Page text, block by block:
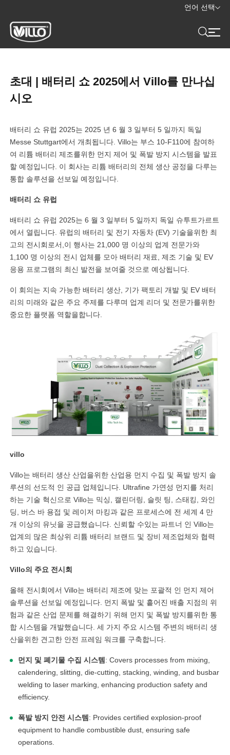
언어 선택
초대 | 배터리 쇼 2025에서 Villo를 만나십
시오
배터리 쇼 유럽 2025는 2025 년 6 월 3 일부터 5 일까지 독일
Messe Stuttgart에서 개최됩니다. Villo는 부스 10-F110에 참여하
여 리튬 배터리 제조를위한 먼지 제어 및 폭발 방지 시스템을 발표
할 예정입니다. 이 회사는 리튬 배터리의 전체 생산 공정을 다루는
통합 솔루션을 선보일 예정입니다.
배터리 쇼 유럽
배터리 쇼 유럽 2025는 6 월 3 일부터 5 일까지 독일 슈투트가르트
에서 열립니다. 유럽의 배터리 및 전기 자동차 (EV) 기술을위한 최
고의 전시회로서,이 행사는 21,000 명 이상의 업계 전문가와
1,100 명 이상의 전시 업체를 모아 배터리 재료, 제조 기술 및 EV
응용 프로그램의 최신 발전을 보여줄 것으로 예상됩니다.
이 회의는 지속 가능한 배터리 생산, 기가 팩토리 개발 및 EV 배터
리의 미래와 같은 주요 주제를 다루며 업계 리더 및 전문가를위한
중요한 플랫폼 역할을합니다.
villo
Villo는 배터리 생산 산업을위한 산업용 먼지 수집 및 폭발 방지 솔
루션의 선도적 인 공급 업체입니다. Ultrafine 가연성 먼지를 처리
하는 기술 혁신으로 Villo는 믹싱, 캘린더링, 슬릿 팅, 스태킹, 와인
딩, 버스 바 용접 및 레이저 마킹과 같은 프로세스에 전 세계 4 만
개 이상의 유닛을 공급했습니다. 신뢰할 수있는 파트너 인 Villo는
업계의 많은 최상위 리튬 배터리 브랜드 및 장비 제조업체와 협력
하고 있습니다.
Villo의 주요 전시회
올해 전시회에서 Villo는 배터리 제조에 맞는 포괄적 인 먼지 제어
솔루션을 선보일 예정입니다. 먼지 폭발 및 흩어진 배출 지점의 위
험과 같은 산업 문제를 해결하기 위해 먼지 및 폭발 방지를위한 통
합 시스템을 개발했습니다. 세 가지 주요 시스템 주변의 배터리 생
산을위한 견고한 안전 프레임 워크를 구축합니다.
먼지 및 폐기물 수집 시스템 : Covers processes from mixing,
calendering, slitting, die-cutting, stacking, winding, and busbar
welding to laser marking, enhancing production safety and
efficiency.
폭발 방지 안전 시스템 : Provides certified explosion-proof
equipment to handle combustible dust, ensuring safe
operations.